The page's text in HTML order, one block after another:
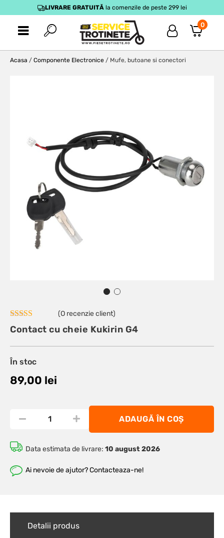
LIVRARE GRATUITĂla comenzile de peste 299 lei
0
Acasa / Componente Electronice / Mufe, butoane si conectori
Evaluat la
5.00din 5 pe
singure
evaluări
(O recenzie client)
Contact cu cheie Kukirin G4
În stoc
89,00 lei
ADAUGĂ ÎN COȘ
Data estimata de livrare: 10 august 2026
Ai nevoie de ajutor? Contacteaza-ne!
Detalii produs